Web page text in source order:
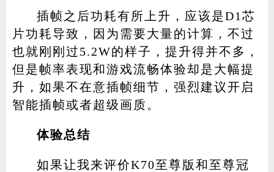
插帧之后功耗有所上升，应该是D1芯
片功耗导致，因为需要大量的计算，不过
也就刚刚过5.2W的样子，提升得并不多，
但是帧率表现和游戏流畅体验却是大幅提
升，如果不在意插帧细节，强烈建议开启
智能插帧或者超级画质。
体验总结
如果让我来评价K70至尊版和至尊冠